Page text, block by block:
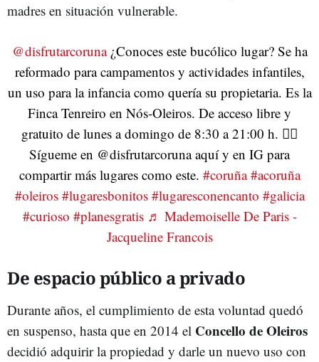
madres en situación vulnerable.
@disfrutarcoruna¿Conoces este bucólico lugar? Se ha
reformado para campamentos y actividades infantiles,
un uso para la infancia como quería su propietaria. Es la
Finca Tenreiro en Nós-Oleiros. De acceso libre y
gratuito de lunes a domingo de 8:30 a 21:00 h. 👉🏽
Sígueme en @disfrutarcoruna aquí y en IG para
compartir más lugares como este. #coruña #acoruña
#oleiros #lugaresbonitos #lugaresconencanto #galicia
#curioso #planesgratis ♬ Mademoiselle De Paris -
Jacqueline Francois
De espacio público a privado
Durante años, el cumplimiento de esta voluntad quedó
en suspenso, hasta que en 2014 el Concello de Oleiros
decidió adquirir la propiedad y darle un nuevo uso con